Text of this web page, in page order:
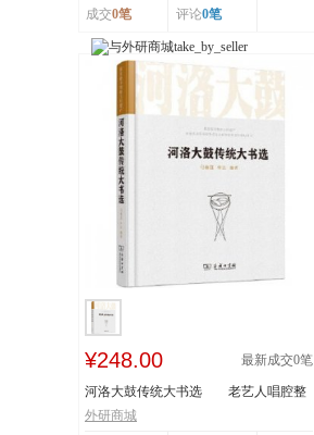
成交0笔 评论0笔
¥248.00 最新成交0笔
河洛大鼓传统大书选 老艺人唱腔整
理 采撷民间...
外研商城